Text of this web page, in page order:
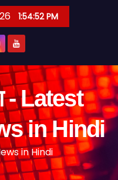
1:54:54 PM
- Latest
in Hindi
in Hindi